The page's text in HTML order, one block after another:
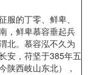
的丁零、鲜卑、
，鲜卑慕容垂起兵
北。慕容泓不久为
安，苻坚于385年五
陕西岐山东北），